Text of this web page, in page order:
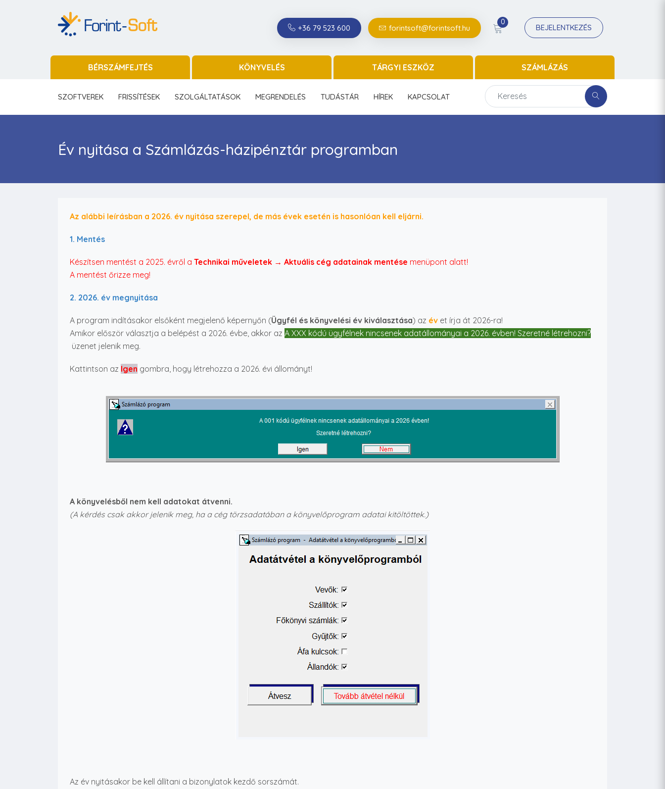
+36 79 523 600 forintsoft@forintsoft.hu
0
BEJELENTKEZÉS
BÉRSZÁMFEJTÉS KÖNYVELÉS TÁRGYI ESZKÖZ SZÁMLÁZÁS
SZOFTVEREK FRISSÍTÉSEK SZOLGÁLTATÁSOK MEGRENDELÉS TUDÁSTÁR HÍREK KAPCSOLAT
Év nyitása a Számlázás-házipénztár programban
Az alábbi leírásban a 2026. év nyitása szerepel, de más évek esetén is hasonlóan kell eljárni.
1. Mentés
Készítsen mentést a 2025. évről a Technikai műveletek → Aktuális cég adatainak mentése menüpont alatt!
A mentést őrizze meg!
2. 2026. év megnyitása
A program indításakor elsőként megjelenő képernyőn (Ügyfél és könyvelési év kiválasztása) az év et írja át 2026-ra!
Amikor először választja a belépést a 2026. évbe, akkor az A XXX kódú ügyfélnek nincsenek adatállományai a 2026. évben! Szeretné létrehozni?
üzenet jelenik meg.
Kattintson az Igen gombra, hogy létrehozza a 2026. évi állományt!
A könyvelésből nem kell adatokat átvenni.
(A kérdés csak akkor jelenik meg, ha a cég törzsadatában a könyvelőprogram adatai kitöltöttek.)
Az év nyitásakor be kell állítani a bizonylatok kezdő sorszámát.